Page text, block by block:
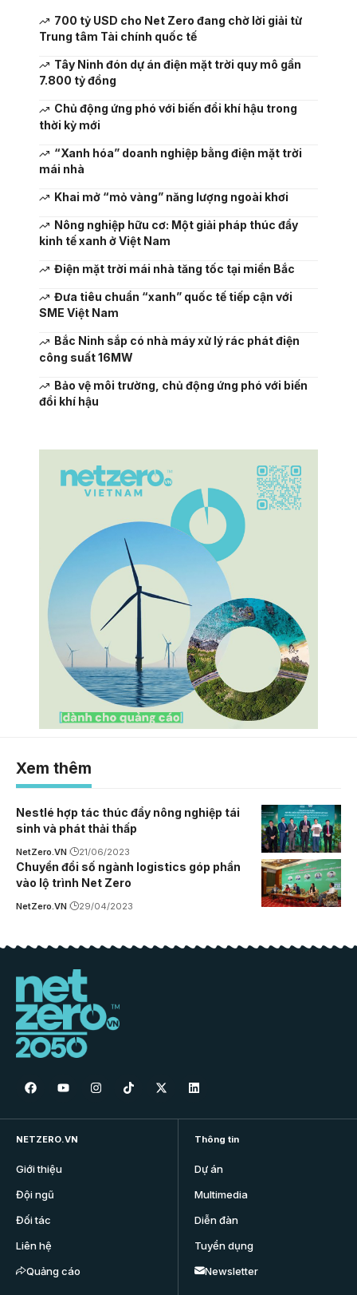
700 tỷ USD cho Net Zero đang chờ lời giải từ
Trung tâm Tài chính quốc tế
Tây Ninh đón dự án điện mặt trời quy mô gần
7.800 tỷ đồng
Chủ động ứng phó với biến đổi khí hậu trong
thời kỳ mới
“Xanh hóa” doanh nghiệp bằng điện mặt trời
mái nhà
Khai mở “mỏ vàng” năng lượng ngoài khơi
Nông nghiệp hữu cơ: Một giải pháp thúc đẩy
kinh tế xanh ở Việt Nam
Điện mặt trời mái nhà tăng tốc tại miền Bắc
Đưa tiêu chuẩn “xanh” quốc tế tiếp cận với
SME Việt Nam
Bắc Ninh sắp có nhà máy xử lý rác phát điện
công suất 16MW
Bảo vệ môi trường, chủ động ứng phó với biến
đổi khí hậu
Xem thêm
Nestlé hợp tác thúc đẩy nông nghiệp tái
sinh và phát thải thấp
NetZero.VN 21/06/2023
Chuyển đổi số ngành logistics góp phần
vào lộ trình Net Zero
NetZero.VN 29/04/2023
NETZERO.VN
Giới thiệu
Đội ngũ
Đối tác
Liên hệ
Quảng cáo
Thông tin
Dự án
Multimedia
Diễn đàn
Tuyển dụng
Newsletter